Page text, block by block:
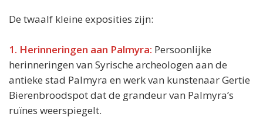
Entree:
De twaalf kleine exposities zijn:
1. Herinneringen aan Palmyra: Persoonlijke
herinneringen van Syrische archeologen aan de
antieke stad Palmyra en werk van kunstenaar Gertie
Bierenbroodspot dat de grandeur van Palmyra’s
ruïnes weerspiegelt.